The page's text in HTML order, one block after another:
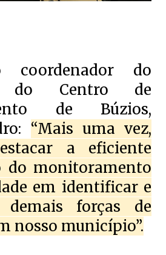
coordenador do
do Centro de
de Búzios,
“Mais uma vez,
a eficiente
do monitoramento
em identificar e
forças de
nosso município”.